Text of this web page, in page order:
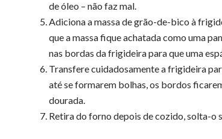
de óleo – não faz mal.
Adiciona a massa de grão-de-bico à
que a massa fique achatada como uma
nas bordas da frigideira para que uma
Transfere cuidadosamente a frigideira
até se formarem bolhas, os bordos
dourada.
Retira do forno depois de cozido, solta-o